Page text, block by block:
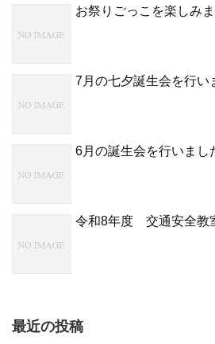
お祭りごっこを楽しみ
7月の七夕誕生会を行い
6月の誕生会を行いまし
令和8年度 交通安全教
最近の投稿